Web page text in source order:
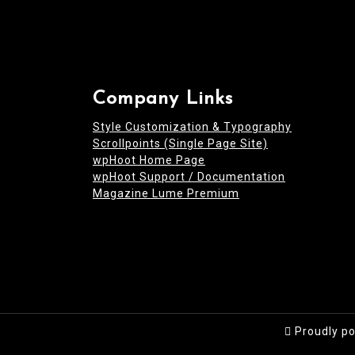
Company Links
Style Customization & Typography
Scrollpoints (Single Page Site)
wpHoot Home Page
wpHoot Support / Documentation
Magazine Lume Premium
Proudly